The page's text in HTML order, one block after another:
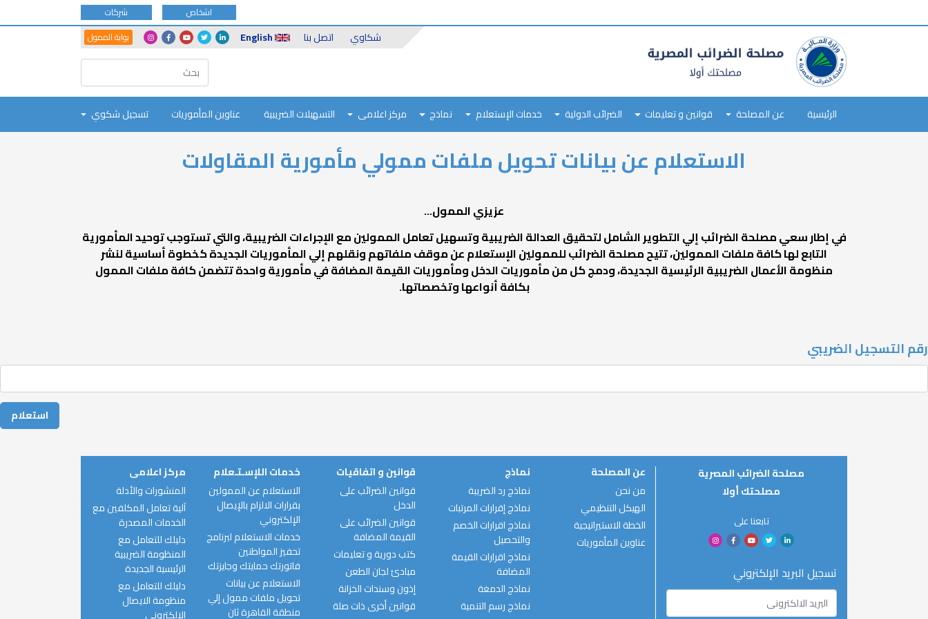
type
اشخاص شركات
Header
Top
شكاوي اتصل بنا English
Social
Icons
Another
Portals
بوابة الممول
Main
navigation
الرئيسية عن المصلحة قوانين و تعليمات الضرائب الدولية خدمات الإستعلام نماذج مركز اعلامى التسهيلات الضريبية عناوين المأموريات تسجيل شكوي
الاستعلام عن بيانات تحويل ملفات ممولي مأمورية المقاولات
عزيزي الممول...
في إطار سعي مصلحة الضرائب إلي التطوير الشامل لتحقيق العدالة الضريبية وتسهيل تعامل الممولين مع الإجراءات الضريبية، والتي تستوجب توحيد المأمورية
التابع لها كافة ملفات الممولين، تتيح مصلحة الضرائب للممولين الإستعلام عن موقف ملفاتهم ونقلهم إلي المأموريات الجديدة كخطوة أساسية لنشر
منظومة الأعمال الضريبية الرئيسية الجديدة، ودمج كل من مأموريات الدخل ومأموريات القيمة المضافة في مأمورية واحدة تتضمن كافة ملفات الممول
بكافة أنواعها وتخصصاتها.
رقم التسجيل الضريبي
مصلحة الضرائب المصرية
مصلحتك أولا
تابعنا على
تسجيل البريد الإلكتروني
عن المصلحة
من نحن
الهيكل التنظيمي
الخطة الاستيراتيجية
عناوين المأموريات
نماذج
نماذج رد الضريبة
نماذج إقرارات المرتبات
نماذج اقرارات الخصم
والتحصيل
نماذج اقرارات القيمة
المضافة
نماذج الدمغة
نماذج رسم التنمية
قوانين و اتفاقيات
قوانين الضرائب على
الدخل
قوانين الضرائب على
القيمة المضافة
كتب دورية و تعليمات
مبادئ لجان الطعن
إذون وسندات الخزانة
قوانين أخرى ذات صلة
خدمات اللإسـتـعلام
الاستعلام عن الممولين
بقرارات الالزام بالإيصال
الإلكتروني
خدمات الاستعلام لبرنامج
تحفيز المواطنين
فاتورتك حمايتك وجايزتك
الاستعلام عن بيانات
تحويل ملفات ممول إلي
منطقة القاهرة ثان
مركز اعلامى
المنشورات والأدلة
آلية تعامل المكلفين مع
الخدمات المصدرة
دليلك للتعامل مع
المنظومة الضريبية
الرئيسية الجديدة
دليلك للتعامل مع
منظومة الايصال
الالكترونى